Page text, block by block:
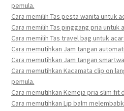
pemula.
Cara memilih Tas pesta wanita untuk
Cara memilih Tas pinggang pria untuk
Cara memilih Tas travel bag untuk
Cara memutihkan Jam tangan
Cara memutihkan Jam tangan
Cara memutihkan Kacamata clip on
pemula.
Cara memutihkan Kemeja pria slim fit
Cara memutihkan Lip balm